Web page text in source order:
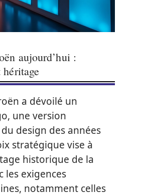
aujourd’hui :
a dévoilé un
une version
design des années
stratégique vise à
historique de la
les exigences
notamment celles